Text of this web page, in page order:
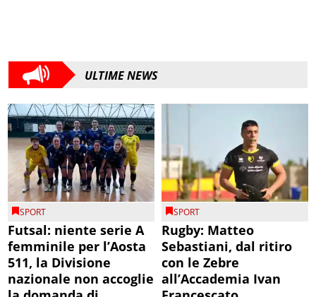
ULTIME NEWS
SPORT
Futsal: niente serie A
femminile per l’Aosta
511, la Divisione
nazionale non accoglie
SPORT
Rugby: Matteo
Sebastiani, dal ritiro
con le Zebre
all’Accademia Ivan